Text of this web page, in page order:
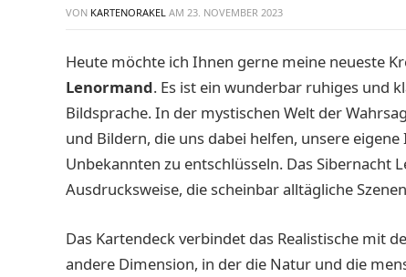
VON KARTENORAKEL AM 23. NOVEMBER 2023
Heute möchte ich Ihnen gerne meine neueste
Lenormand. Es ist ein wunderbar ruhiges und
Bildsprache. In der mystischen Welt der
und Bildern, die uns dabei helfen, unsere
Unbekannten zu entschlüsseln. Das Sibernacht
Ausdrucksweise, die scheinbar alltägliche
Das Kartendeck verbindet das Realistische mit
andere Dimension, in der die Natur und die